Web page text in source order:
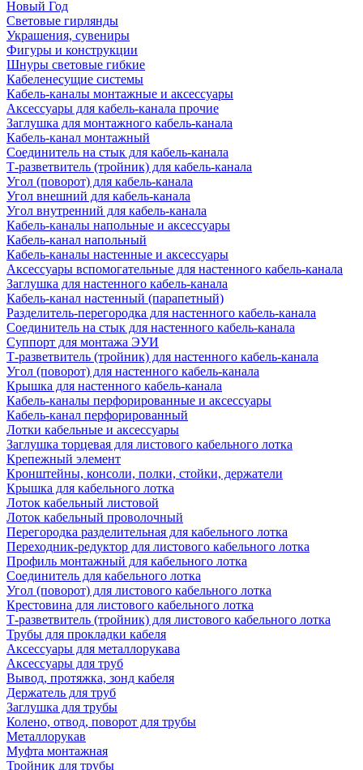
Новый Год
Световые гирлянды
Украшения, сувениры
Фигуры и конструкции
Шнуры световые гибкие
Кабеленесущие системы
Кабель-каналы монтажные и аксессуары
Аксессуары для кабель-канала прочие
Заглушка для монтажного кабель-канала
Кабель-канал монтажный
Соединитель на стык для кабель-канала
Т-разветвитель (тройник) для кабель-канала
Угол (поворот) для кабель-канала
Угол внешний для кабель-канала
Угол внутренний для кабель-канала
Кабель-каналы напольные и аксессуары
Кабель-канал напольный
Кабель-каналы настенные и аксессуары
Аксессуары вспомогательные для настенного кабель-канала
Заглушка для настенного кабель-канала
Кабель-канал настенный (парапетный)
Разделитель-перегородка для настенного кабель-канала
Соединитель на стык для настенного кабель-канала
Суппорт для монтажа ЭУИ
Т-разветвитель (тройник) для настенного кабель-канала
Угол (поворот) для настенного кабель-канала
Крышка для настенного кабель-канала
Кабель-каналы перфорированные и аксессуары
Кабель-канал перфорированный
Лотки кабельные и аксессуары
Заглушка торцевая для листового кабельного лотка
Крепежный элемент
Кронштейны, консоли, полки, стойки, держатели
Крышка для кабельного лотка
Лоток кабельный листовой
Лоток кабельный проволочный
Перегородка разделительная для кабельного лотка
Переходник-редуктор для листового кабельного лотка
Профиль монтажный для кабельного лотка
Соединитель для кабельного лотка
Угол (поворот) для листового кабельного лотка
Крестовина для листового кабельного лотка
Т-разветвитель (тройник) для листового кабельного лотка
Трубы для прокладки кабеля
Аксессуары для металлорукава
Аксессуары для труб
Вывод, протяжка, зонд кабеля
Держатель для труб
Заглушка для трубы
Колено, отвод, поворот для трубы
Металлорукав
Муфта монтажная
Тройник для трубы